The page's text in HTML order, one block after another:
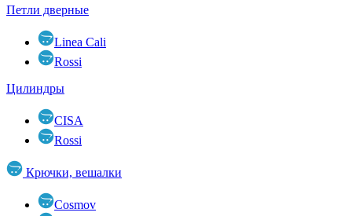
Петли дверные
Linea Cali
Rossi
Цилиндры
CISA
Rossi
Крючки, вешалки
Cosmov